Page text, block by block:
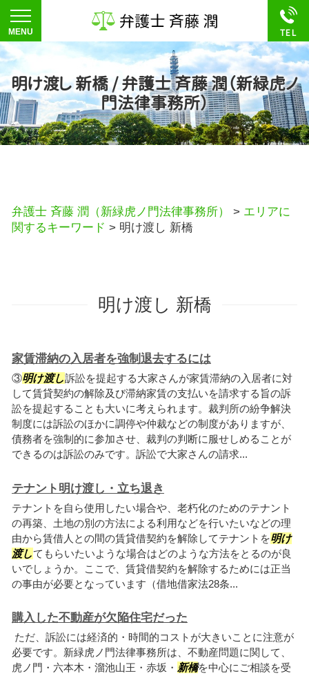
明け渡し 新橋 / 弁護士 斉藤 潤（新緑虎ノ
門法律事務所）
弁護士 斉藤 潤（新緑虎ノ門法律事務所） > エリアに
関するキーワード > 明け渡し 新橋
明け渡し 新橋
家賃滞納の入居者を強制退去するには
③明け渡し訴訟を提起する大家さんが家賃滞納の入居者に対
して賃貸契約の解除及び滞納家賃の支払いを請求する旨の訴
訟を提起することも大いに考えられます。裁判所の紛争解決
制度には訴訟のほかに調停や仲裁などの制度がありますが、
債務者を強制的に参加させ、裁判の判断に服せしめることが
できるのは訴訟のみです。訴訟で大家さんの請求...
テナント明け渡し・立ち退き
テナントを自ら使用したい場合や、老朽化のためのテナント
の再築、土地の別の方法による利用などを行いたいなどの理
由から賃借人との間の賃貸借契約を解除してテナントを明け
渡してもらいたいような場合はどのような方法をとるのが良
いでしょうか。ここで、賃貸借契約を解除するためには正当
の事由が必要となっています（借地借家法28条...
購入した不動産が欠陥住宅だった
ただ、訴訟には経済的・時間的コストが大きいことに注意が
必要です。新緑虎ノ門法律事務所は、不動産問題に関して、
虎ノ門・六本木・溜池山王・赤坂・ 新橋を中心にご相談を受